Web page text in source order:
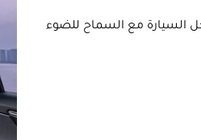
السيارة مع السماح للضوء